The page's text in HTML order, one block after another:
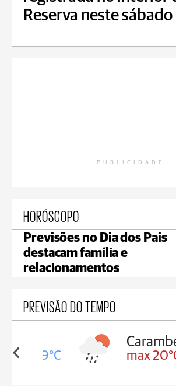
Reserva neste sábado
PUBLICIDADE
HORÓSCOPO
Previsões no Dia dos Pais
destacam família e
relacionamentos
PREVISÃO DO TEMPO
19°C
Carambeí
max 20°C